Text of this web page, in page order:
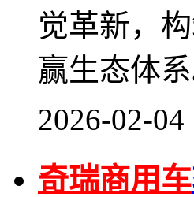
觉革新，
赢生态体系
2026-02-04
奇瑞商用车